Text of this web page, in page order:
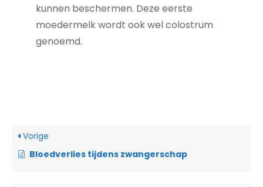
kunnen beschermen. Deze eerste
moedermelk wordt ook wel colostrum
genoemd.
Vorige
Bloedverlies tijdens zwangerschap